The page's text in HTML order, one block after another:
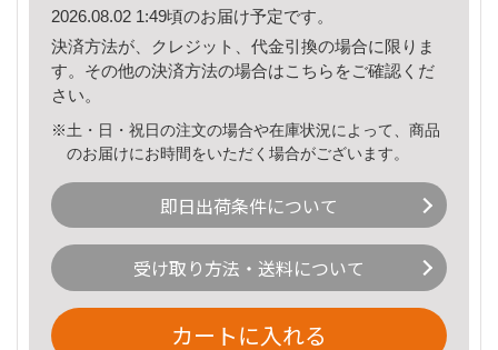
2026.08.02 1:49頃のお届け予定です。
決済方法が、クレジット、代金引換の場合に限りま
す。その他の決済方法の場合はこちら をご確認くだ
さい。
※土・日・祝日の注文の場合や在庫状況によって、商品
のお届けにお時間をいただく場合がございます。
即日出荷条件について
受け取り方法・送料について
カートに入れる